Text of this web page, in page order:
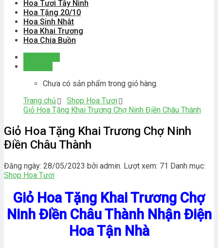
Hoa Tươi Tây Ninh
Hoa Tặng 20/10
Hoa Sinh Nhật
Hoa Khai Trương
Hoa Chia Buồn
Chưa có sản phẩm trong giỏ hàng.
Trang chủ
Shop Hoa Tươi
Giỏ Hoa Tặng Khai Trương Chợ Ninh Điền Châu Thành
Giỏ Hoa Tặng Khai Trương Chợ Ninh
Điền Châu Thành
Đăng ngày: 28/05/2023 bởi admin. Lượt xem: 71 Danh mục:
Shop Hoa Tươi
Giỏ Hoa Tặng Khai Trương Chợ
Ninh Điền Châu Thành Nhận Điện
Hoa Tận Nhà